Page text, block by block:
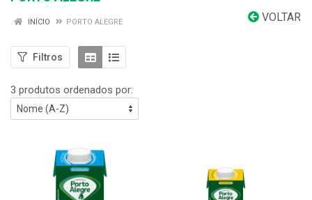
VOLTAR
INÍCIO PORTO ALEGRE
Filtros
3 produtos ordenados por: